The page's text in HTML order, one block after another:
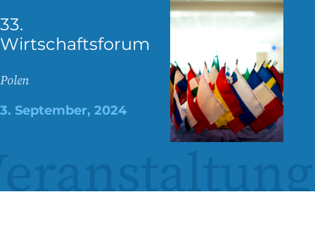
33.
Wirtschaftsforum
Polen
3. September, 2024
PT
UK